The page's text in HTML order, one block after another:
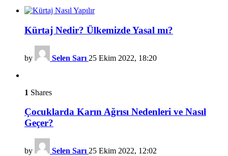
Kürtaj Nedir? Ülkemizde Yasal mı?
by Selen Sarı 25 Ekim 2022, 18:20
1 Shares
Çocuklarda Karın Ağrısı Nedenleri ve Nasıl
Geçer?
by Selen Sarı 25 Ekim 2022, 12:02